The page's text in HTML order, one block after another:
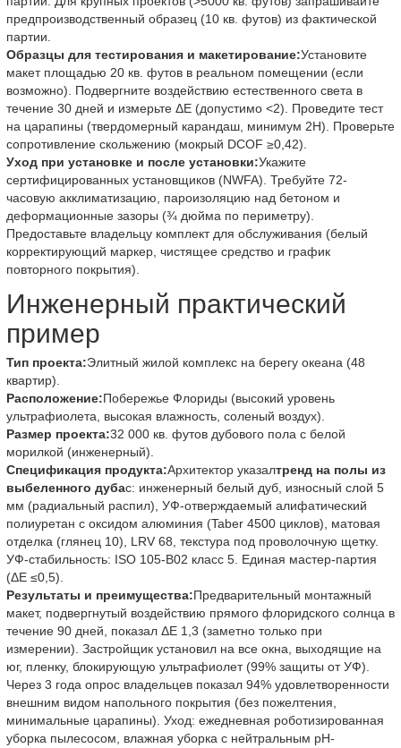
предпроизводственный образец (10 кв. футов) из фактической
партии.
Образцы для тестирования и макетирование:Установите
макет площадью 20 кв. футов в реальном помещении (если
возможно). Подвергните воздействию естественного света в
течение 30 дней и измерьте ΔE (допустимо <2). Проведите тест
на царапины (твердомерный карандаш, минимум 2H). Проверьте
сопротивление скольжению (мокрый DCOF ≥0,42).
Уход при установке и после установки:Укажите
сертифицированных установщиков (NWFA). Требуйте 72-
часовую акклиматизацию, пароизоляцию над бетоном и
деформационные зазоры (¾ дюйма по периметру).
Предоставьте владельцу комплект для обслуживания (белый
корректирующий маркер, чистящее средство и график
повторного покрытия).
Инженерный практический
пример
Тип проекта:Элитный жилой комплекс на берегу океана (48
квартир).
Расположение:Побережье Флориды (высокий уровень
ультрафиолета, высокая влажность, соленый воздух).
Размер проекта:32 000 кв. футов дубового пола с белой
морилкой (инженерный).
Спецификация продукта:Архитектор указалтренд на полы из
выбеленного дубас: инженерный белый дуб, износный слой 5
мм (радиальный распил), УФ-отверждаемый алифатический
полиуретан с оксидом алюминия (Taber 4500 циклов), матовая
отделка (глянец 10), LRV 68, текстура под проволочную щетку.
УФ-стабильность: ISO 105-B02 класс 5. Единая мастер-партия
(ΔE ≤0,5).
Результаты и преимущества:Предварительный монтажный
макет, подвергнутый воздействию прямого флоридского солнца в
течение 90 дней, показал ΔE 1,3 (заметно только при
измерении). Застройщик установил на все окна, выходящие на
юг, пленку, блокирующую ультрафиолет (99% защиты от УФ).
Через 3 года опрос владельцев показал 94% удовлетворенности
внешним видом напольного покрытия (без пожелтения,
минимальные царапины). Уход: ежедневная роботизированная
уборка пылесосом, влажная уборка с нейтральным pH-